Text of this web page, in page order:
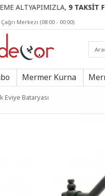
9 TAKSİT FIRSATI
Çağrı Merkezi (08:00 - 00:00)
Mermer Kurna
Eviye Bataryası